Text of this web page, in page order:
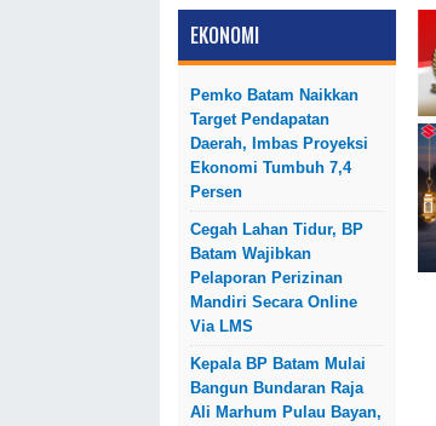
EKONOMI
Pemko Batam Naikkan
Target Pendapatan
Daerah, Imbas Proyeksi
Ekonomi Tumbuh 7,4
Persen
Cegah Lahan Tidur, BP
Batam Wajibkan
Pelaporan Perizinan
Mandiri Secara Online
Via LMS
Kepala BP Batam Mulai
Bangun Bundaran Raja
Ali Marhum Pulau Bayan,